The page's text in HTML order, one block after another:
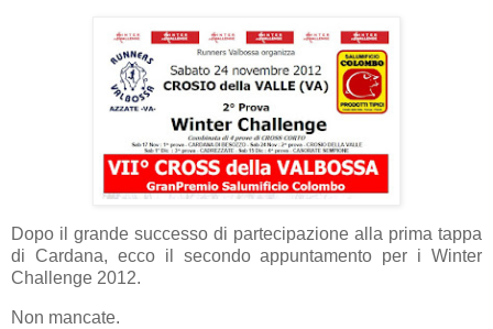
Dopo il grande successo di partecipazione alla prima tappa
di Cardana, ecco il secondo appuntamento per i Winter
Challenge 2012.
Non mancate.